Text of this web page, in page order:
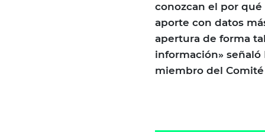
conozcan el por
aporte con datos
apertura de forma
información» señaló
miembro del Comité